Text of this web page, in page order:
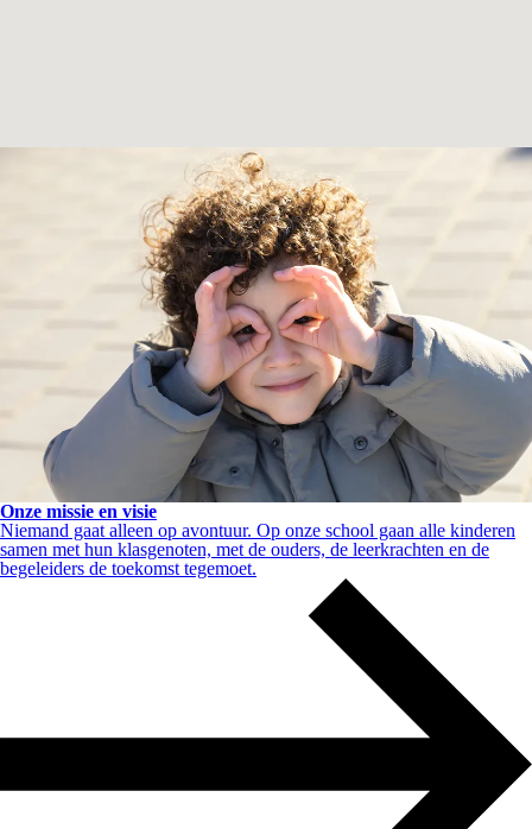
Onze missie en visie
Niemand gaat alleen op avontuur. Op onze school gaan alle kinderen
samen met hun klasgenoten, met de ouders, de leerkrachten en de
begeleiders de toekomst tegemoet.